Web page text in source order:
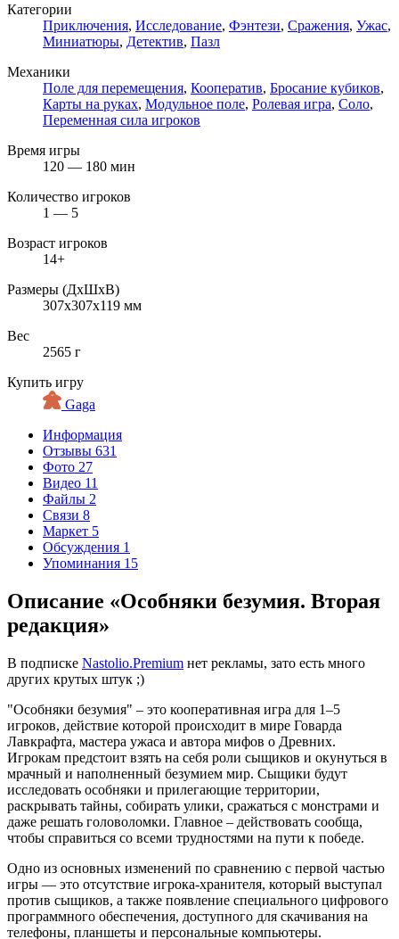
Категории
Приключения, Исследование, Фэнтези, Сражения, Ужас,
Миниатюры, Детектив, Пазл
Механики
Поле для перемещения, Кооператив, Бросание кубиков,
Карты на руках, Модульное поле, Ролевая игра, Соло,
Переменная сила игроков
Время игры
120 — 180 мин
Количество игроков
1 — 5
Возраст игроков
14+
Размеры (ДxШxВ)
307x307x119 мм
Вес
2565 г
Купить игру
Gaga
Информация
Отзывы 631
Фото 27
Видео 11
Файлы 2
Связи 8
Маркет 5
Обсуждения 1
Упоминания 15
Описание «Особняки безумия. Вторая
редакция»
В подписке Nastolio.Premium нет рекламы, зато есть много
других крутых штук ;)
"Особняки безумия" – это кооперативная игра для 1–5
игроков, действие которой происходит в мире Говарда
Лавкрафта, мастера ужаса и автора мифов о Древних.
Игрокам предстоит взять на себя роли сыщиков и окунуться в
мрачный и наполненный безумием мир. Сыщики будут
исследовать особняки и прилегающие территории,
раскрывать тайны, собирать улики, сражаться с монстрами и
даже решать головоломки. Главное – действовать сообща,
чтобы справиться со всеми трудностями на пути к победе.
Одно из основных изменений по сравнению с первой частью
игры — это отсутствие игрока-хранителя, который выступал
против сыщиков, а также появление специального цифрового
программного обеспечения, доступного для скачивания на
телефоны, планшеты и персональные компьютеры.